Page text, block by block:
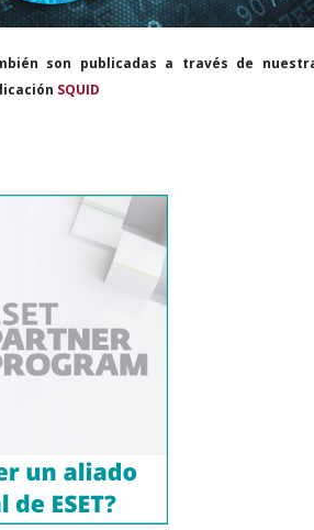
son publicadas a través de
SQUID